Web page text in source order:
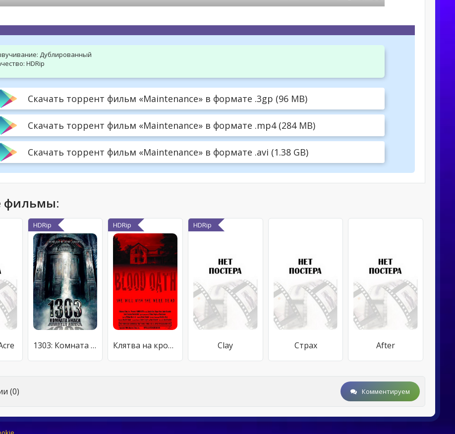
Дублированный
HDRip
Скачать торрент фильм «Maintenance» в формате .3gp (96 MB)
Скачать торрент фильм «Maintenance» в формате .mp4 (284 MB)
Скачать торрент фильм «Maintenance» в формате .avi (1.38 GB)
фильмы:
HDRip
1303: Комната ужаса
HDRip
Клятва на крови
HDRip
Clay Страх After
(0) Комментируем